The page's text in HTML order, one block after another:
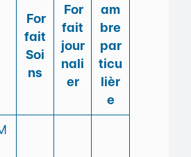
For
fait
Soi
ns
For
fait
jour
nali
er
am
bre
par
ticu
lièr
e